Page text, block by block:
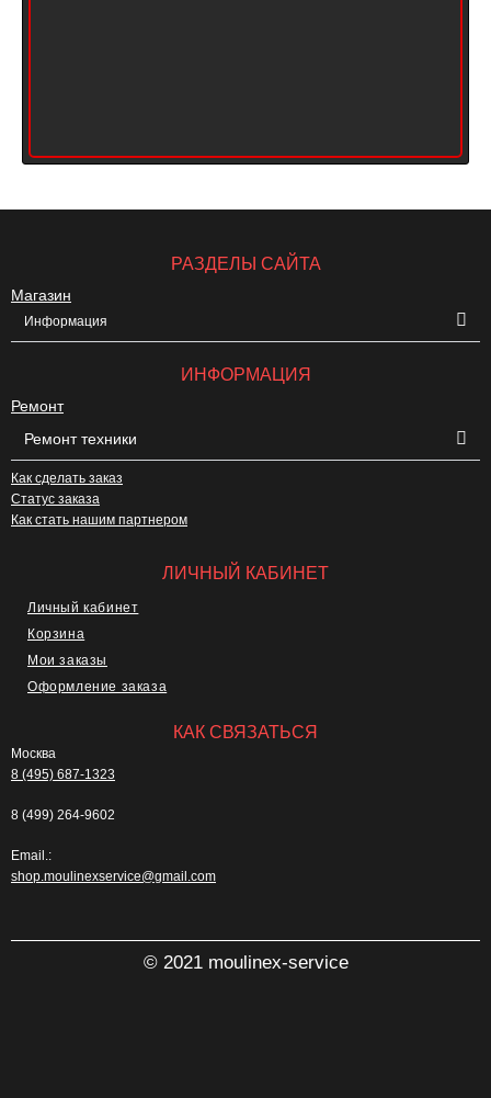
РАЗДЕЛЫ САЙТА
Магазин
Информация
ИНФОРМАЦИЯ
Ремонт
Ремонт техники
Как сделать заказ
Статус заказа
Как стать нашим партнером
ЛИЧНЫЙ КАБИНЕТ
Личный кабинет
Корзина
Мои заказы
Оформление заказа
КАК СВЯЗАТЬСЯ
Москва
8 (495) 687-1323
8 (499) 264-9602
Email.:
shop.moulinexservice@gmail.com
© 2021 moulinex-service